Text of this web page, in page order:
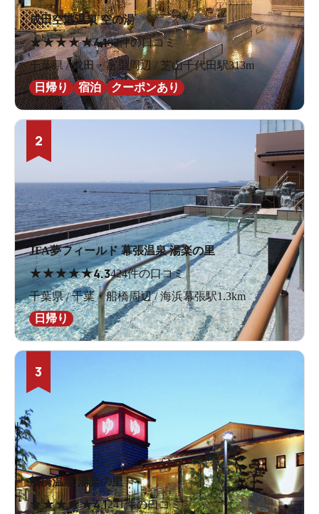
成田空港温泉 空の湯
★★★★★4.182件の口コミ
千葉県 / 成田・富里周辺 / 芝山千代田駅313m
日帰り
宿泊 クーポンあり
2
JFA夢フィールド 幕張温泉 湯楽の里
★★★★★4.3424件の口コミ
千葉県 / 千葉・船橋周辺 / 海浜幕張駅1.3km
日帰り
3
船橋温泉 湯楽の里
★★★★★4.1241件の口コミ